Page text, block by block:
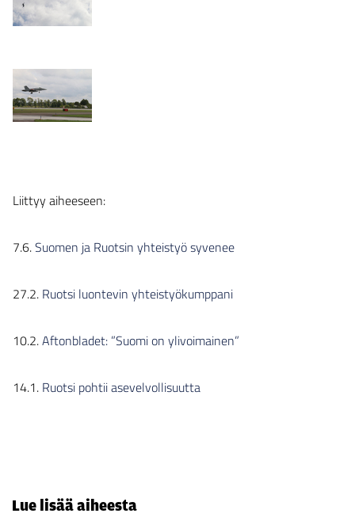
Liittyy aiheeseen:
7.6.Suomen ja Ruotsin yhteistyö syvenee
27.2. Ruotsi luontevin yhteistyökumppani
10.2.Aftonbladet: ”Suomi on ylivoimainen”
14.1. Ruotsi pohtii asevelvollisuutta
Lue lisää aiheesta